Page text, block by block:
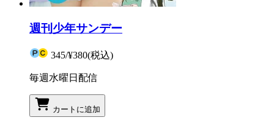
週刊少年サンデー
345/¥380(税込)
毎週水曜日配信
カートに追加